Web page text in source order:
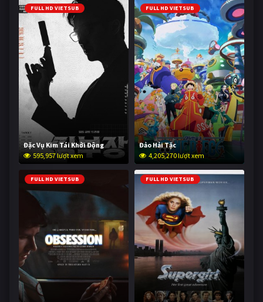
FULL HD VIETSUB
Đặc Vụ Kim Tái Khởi Động
595,957 lượt xem
FULL HD VIETSUB
Đảo Hải Tặc
4,205,270 lượt xem
FULL HD VIETSUB FULL HD VIETSUB